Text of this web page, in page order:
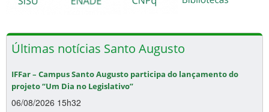
Últimas notícias Santo Augusto
IFFar – Campus Santo Augusto participa do lançamento do
projeto “Um Dia no Legislativo”
06/08/2026 15h32